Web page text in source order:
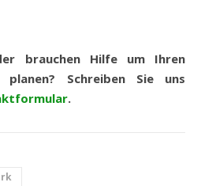
brauchen Hilfeum Ihren
planen? Schreiben Sie uns
.